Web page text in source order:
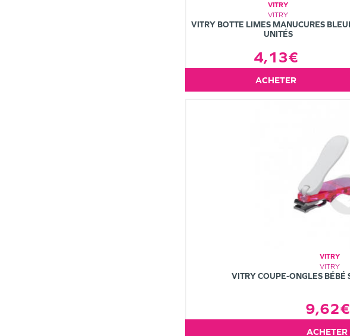
VITRY
VITRY
VITRY BOTTE LIMES MANUCURES
UNITÉS
4,13€
ACHETER
VITRY
VITRY
VITRY COUPE-ONGLES BÉBÉ
9,62€
ACHETER